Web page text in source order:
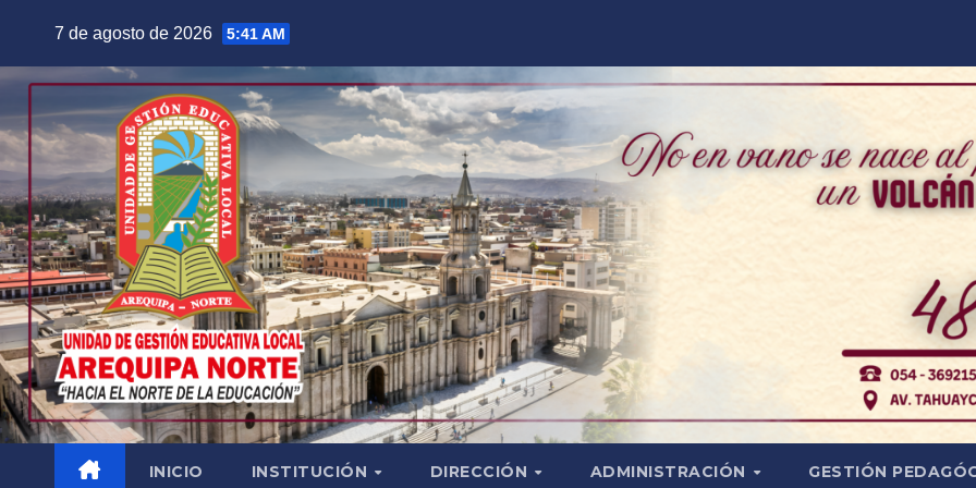
contenido
7 de agosto de 2026 5:41 AM
INICIO INSTITUCIÓN DIRECCIÓN ADMINISTRACIÓN GESTIÓN